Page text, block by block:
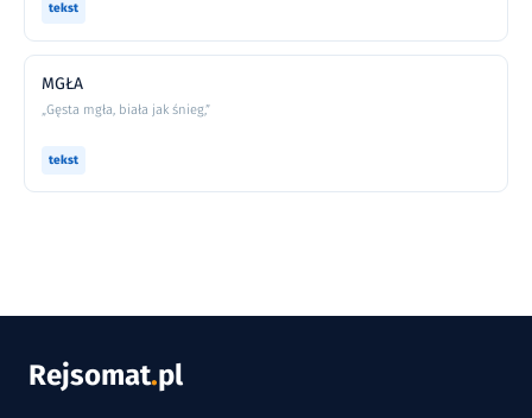
tekst
MGŁA
„Gęsta mgła, biała jak śnieg,”
tekst
Rejsomat.pl